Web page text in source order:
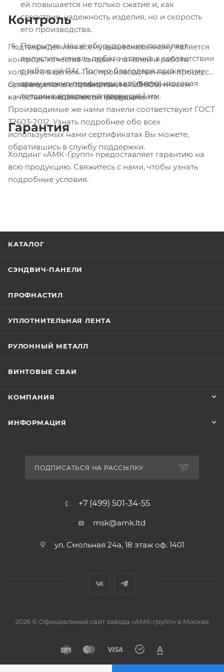
ей повышается не только сжатие и, как
следствие, надежность изделия, но и скорость
его производства.
Покрытие. Наше оборудование позволяет
выпустить панель любого оттенка в соответствии
с таблицей RAL. Только благодаря прокатному
стану можно профилировать листы, итоговая
толщина которых не превысит 1 мм.
Контроль
Подтверждением всему вышесказанному является
контроль качества сэндвич-панелей и работы
холдинга в целом. Так, производственный процесс
организуется в соответствии с ISO 9001 —
качественной системой менеджмента.
Производимые же нами панели соответствуют ГОСТ
32603-2012. Узнать подробнее обо всех
используемых нами сертификатах Вы можете,
обратившись в службу поддержки.
Опираясь на эти принципы, мы обеспечиваем
качество и надежность продукции.
Гарантия
Холдинг «АМК-Групп» предоставляет гарантию на
всю продукцию. Свяжитесь с нами, чтобы узнать
подробные условия.
КАТАЛОГ
СЭНДВИЧ-ПАНЕЛИ
ПРОФНАСТИЛ
УПЛОТНИТЕЛЬНАЯ ЛЕНТА
РУЛОННЫЙ МЕТАЛЛ
ВИНТОВЫЕ СВАИ
КОМПАНИЯ
ИНФОРМАЦИЯ
ПОДПИСАТЬСЯ НА РАССЫЛКУ
+7 (499) 501-34-55
msk@amk.ltd
ул. Смольная 24а, 18 этаж оф. 1401
2026 © Официальный сайт завода «АМК-групп» в Москве